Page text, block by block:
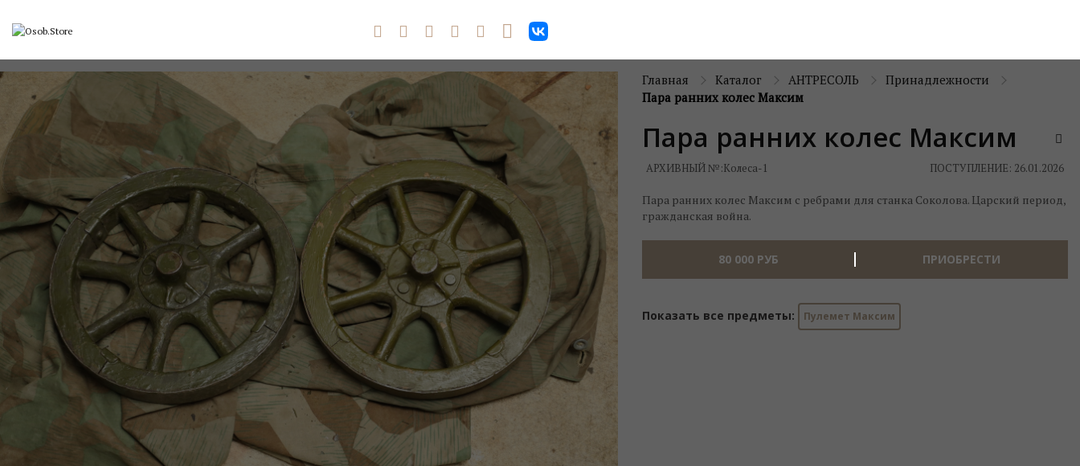
Главная Каталог АНТРЕСОЛЬ
Принадлежности
Пара ранних колес Максим
Пара ранних колес Максим
АРХИВНЫЙ №:Колеса-1 ПОСТУПЛЕНИЕ: 26.01.2026
Пара ранних колес Максим с ребрами для станка Соколова. Царский период,
гражданская война.
80 000 РУБ ПРИОБРЕСТИ
Показать все предметы: Пулемет Максим